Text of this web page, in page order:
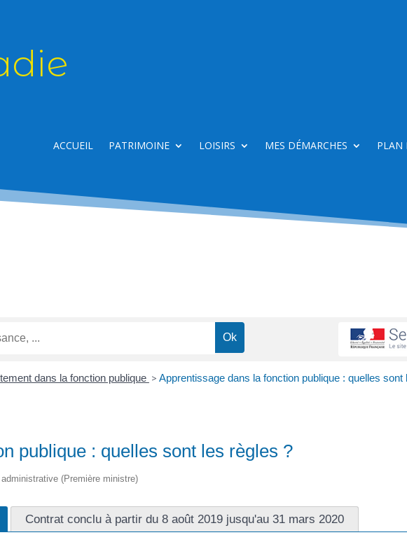
ACCUEIL PATRIMOINE LOISIRS MES DÉMARCHES PLAN
dans la fonction publique > Apprentissage dans la fonction publique : quelles sont
publique : quelles sont les règles ?
(Première ministre)
Contrat conclu à partir du 8 août 2019 jusqu'au 31 mars 2020